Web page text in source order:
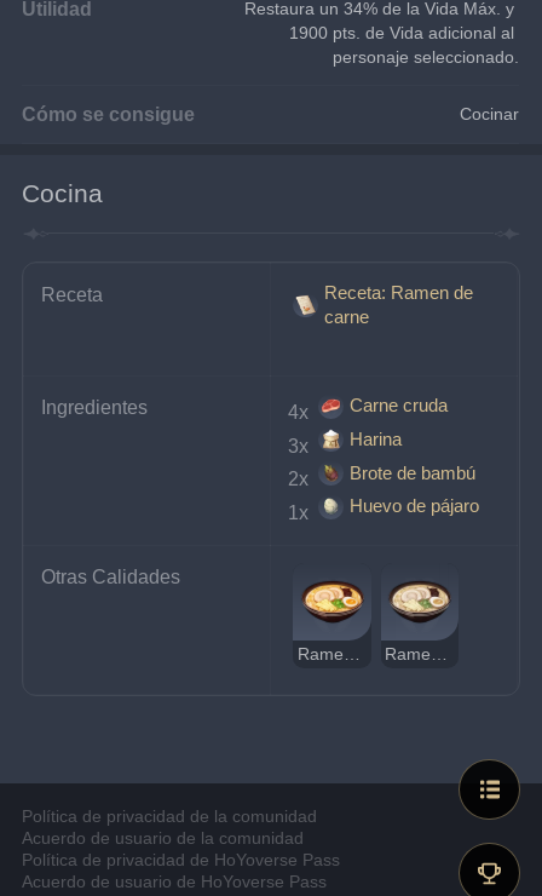
Utilidad
Restaura un 34% de la Vida Máx. y
1900 pts. de Vida adicional al
personaje seleccionado.
Cómo se consigue Cocinar
Cocina
Receta
Receta: Ramen de
carne
Ingredientes 4x
Carne cruda
3x
Harina
2x
Brote de bambú
1x
Huevo de pájaro
Otras Calidades
Política de privacidad de la comunidad
Acuerdo de usuario de la comunidad
Política de privacidad de HoYoverse Pass
Acuerdo de usuario de HoYoverse Pass